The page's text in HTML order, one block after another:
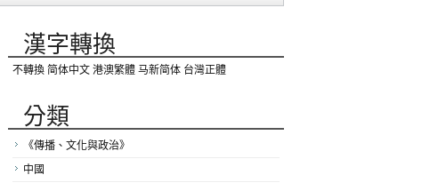
漢字轉換
不轉換 简体中文 港澳繁體 马新简体 台灣正體
分類
《傳播、文化與政治》
中國